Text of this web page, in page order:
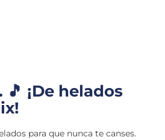
¡De helados
para que nunca te canses.